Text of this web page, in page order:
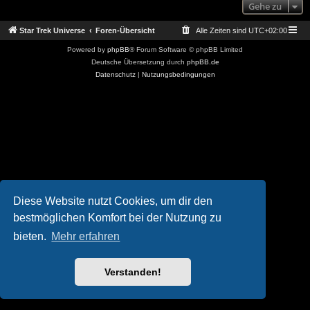
Diese Website nutzt Cookies, um dir den
bestmöglichen Komfort bei der Nutzung zu
bieten. Mehr erfahren
Verstanden!
Gehe zu
Star Trek Universe Foren-Übersicht Alle Zeiten sind UTC+02:00
Powered by phpBB® Forum Software © phpBB Limited
Deutsche Übersetzung durch phpBB.de
Datenschutz| Nutzungsbedingungen